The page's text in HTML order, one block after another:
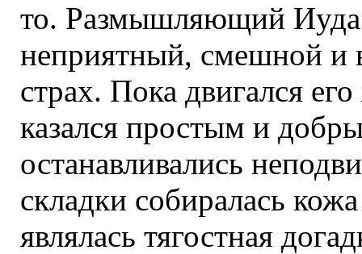
то. Размышляющий Иуда
неприятный, смешной
страх. Пока двигался
казался простым и
останавливались
складки собиралась
являлась тягостная